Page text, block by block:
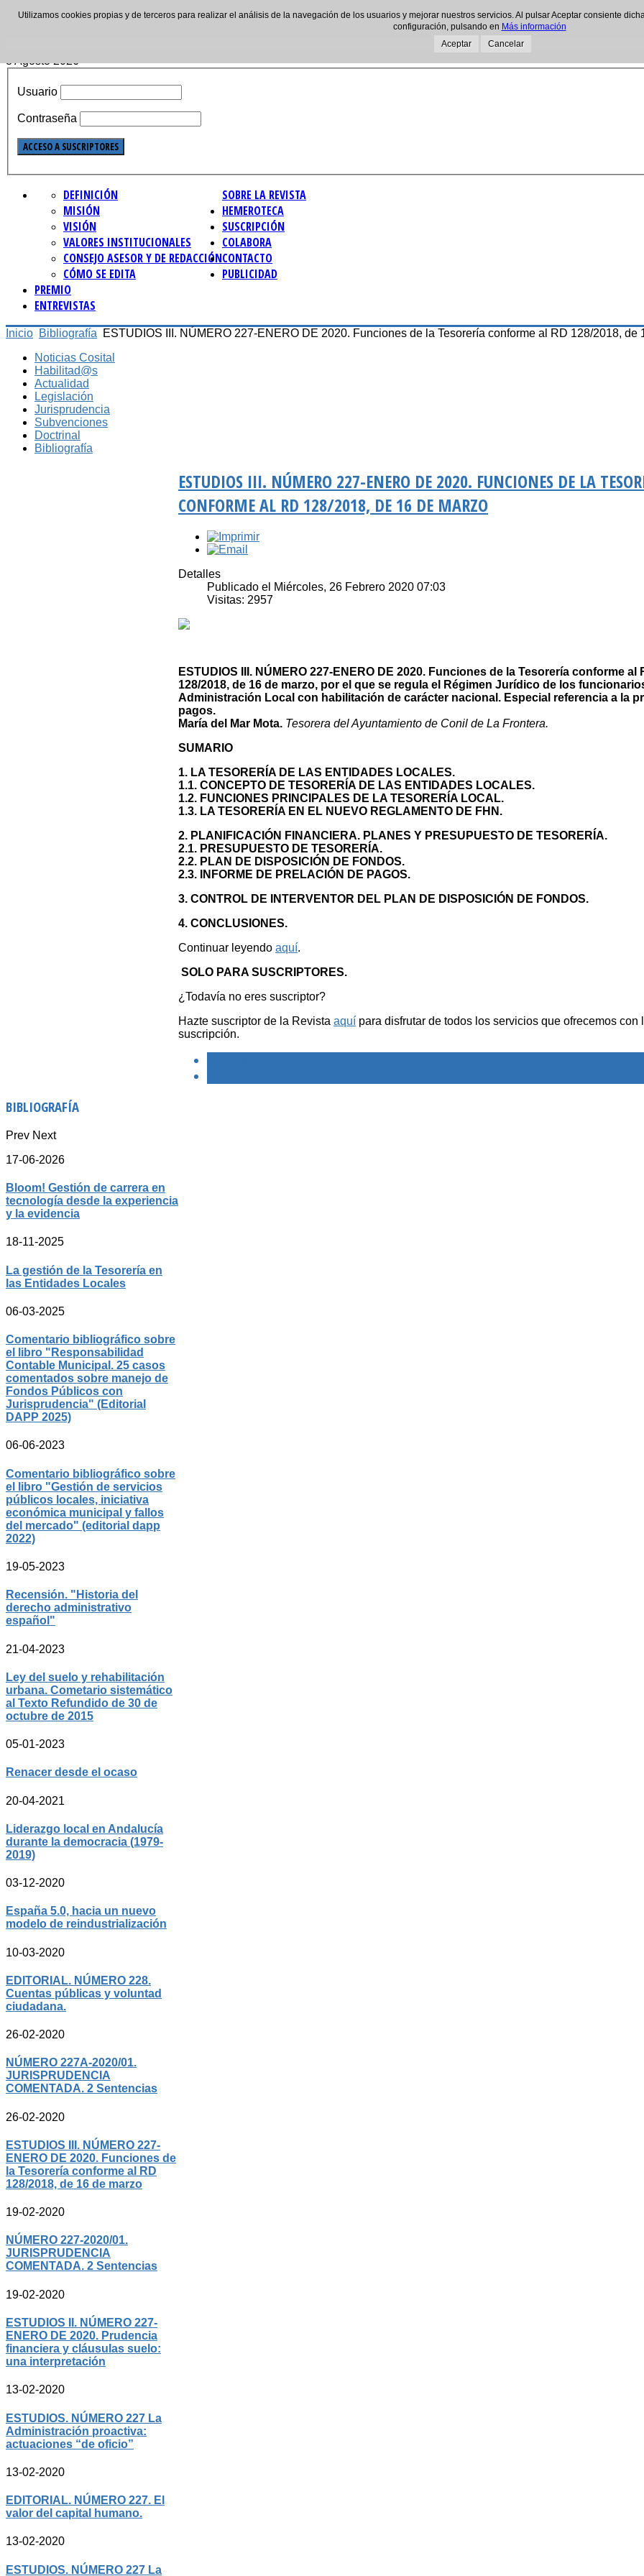
8 Agosto 2026
Usuario
Contraseña
SOBRE LA REVISTA
DEFINICIÓN
MISIÓN
VISIÓN
VALORES INSTITUCIONALES
CONSEJO ASESOR Y DE REDACCIÓN
CÓMO SE EDITA
HEMEROTECA
SUSCRIPCIÓN
COLABORA
CONTACTO
PUBLICIDAD
PREMIO
ENTREVISTAS
Inicio Bibliografía
ESTUDIOS III. NÚMERO 227-ENERO DE 2020. Funciones de la Tesorería conforme al RD 128/2018, de
Noticias Cosital
Habilitad@s
Actualidad
Legislación
Jurisprudencia
Subvenciones
Doctrinal
Bibliografía
ESTUDIOS III. NÚMERO 227-ENERO DE 2020. FUNCIONES DE LA
CONFORME AL RD 128/2018, DE 16 DE MARZO
Detalles
Publicado el Miércoles, 26 Febrero 2020 07:03
Visitas: 2957
ESTUDIOS III. NÚMERO 227-ENERO DE 2020. Funciones de la Tesorería conforme al
128/2018, de 16 de marzo, por el que se regula el Régimen Jurídico de los
Administración Local con habilitación de carácter nacional. Especial referencia a la
pagos.
María del Mar Mota. Tesorera del Ayuntamiento de Conil de La Frontera.
SUMARIO
1. LA TESORERÍA DE LAS ENTIDADES LOCALES.
1.1. CONCEPTO DE TESORERÍA DE LAS ENTIDADES LOCALES.
1.2. FUNCIONES PRINCIPALES DE LA TESORERÍA LOCAL.
1.3. LA TESORERÍA EN EL NUEVO REGLAMENTO DE FHN.
2. PLANIFICACIÓN FINANCIERA. PLANES Y PRESUPUESTO DE TESORERÍA.
2.1. PRESUPUESTO DE TESORERÍA.
2.2. PLAN DE DISPOSICIÓN DE FONDOS.
2.3. INFORME DE PRELACIÓN DE PAGOS.
3. CONTROL DE INTERVENTOR DEL PLAN DE DISPOSICIÓN DE FONDOS.
4. CONCLUSIONES.
Continuar leyendo aquí.
SOLO PARA SUSCRIPTORES.
¿Todavía no eres suscriptor?
Hazte suscriptor de la Revista aquí para disfrutar de todos los servicios que ofrecemos con
suscripción.
BIBLIOGRAFÍA
Prev Next
17-06-2026
Bloom! Gestión de carrera en
tecnología desde la experiencia
y la evidencia
18-11-2025
La gestión de la Tesorería en
las Entidades Locales
06-03-2025
Comentario bibliográfico sobre
el libro "Responsabilidad
Contable Municipal. 25 casos
comentados sobre manejo de
Fondos Públicos con
Jurisprudencia" (Editorial
DAPP 2025)
06-06-2023
Comentario bibliográfico sobre
el libro "Gestión de servicios
públicos locales, iniciativa
económica municipal y fallos
del mercado" (editorial dapp
2022)
19-05-2023
Recensión. "Historia del
derecho administrativo
español"
21-04-2023
Ley del suelo y rehabilitación
urbana. Cometario sistemático
al Texto Refundido de 30 de
octubre de 2015
05-01-2023
Renacer desde el ocaso
20-04-2021
Liderazgo local en Andalucía
durante la democracia (1979-
2019)
03-12-2020
España 5.0, hacia un nuevo
modelo de reindustrialización
10-03-2020
EDITORIAL. NÚMERO 228.
Cuentas públicas y voluntad
ciudadana.
26-02-2020
NÚMERO 227A-2020/01.
JURISPRUDENCIA
COMENTADA. 2 Sentencias
26-02-2020
ESTUDIOS III. NÚMERO 227-
ENERO DE 2020. Funciones de
la Tesorería conforme al RD
128/2018, de 16 de marzo
19-02-2020
NÚMERO 227-2020/01.
JURISPRUDENCIA
COMENTADA. 2 Sentencias
19-02-2020
ESTUDIOS II. NÚMERO 227-
ENERO DE 2020. Prudencia
financiera y cláusulas suelo:
una interpretación
13-02-2020
ESTUDIOS. NÚMERO 227 La
Administración proactiva:
actuaciones “de oficio”
13-02-2020
EDITORIAL. NÚMERO 227. El
valor del capital humano.
13-02-2020
ESTUDIOS. NÚMERO 227 La
Utilizamos cookies propias y de terceros para realizar el análisis de la navegación de los usuarios y mejorar nuestros servicios. Al pulsar Aceptar consiente
configuración, pulsando en Más información
Aceptar
Cancelar